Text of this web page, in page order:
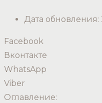
Дата обновления:
Facebook
Вконтакте
WhatsApp
Viber
Оглавление: